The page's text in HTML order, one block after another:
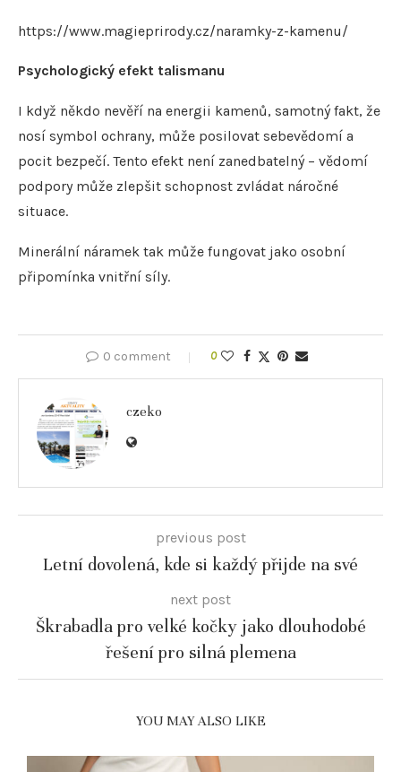
https://www.magieprirody.cz/naramky-z-kamenu/
Psychologický efekt talismanu
I když někdo nevěří na energii kamenů, samotný fakt, že
nosí symbol ochrany, může posilovat sebevědomí a
pocit bezpečí. Tento efekt není zanedbatelný – vědomí
podpory může zlepšit schopnost zvládat náročné
situace.
Minerální náramek tak může fungovat jako osobní
připomínka vnitřní síly.
0 comment 0
czeko
previous post
Letní dovolená, kde si každý přijde na své
next post
Škrabadla pro velké kočky jako dlouhodobé
řešení pro silná plemena
YOU MAY ALSO LIKE